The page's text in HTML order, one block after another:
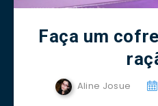
Faça um
Aline Josue